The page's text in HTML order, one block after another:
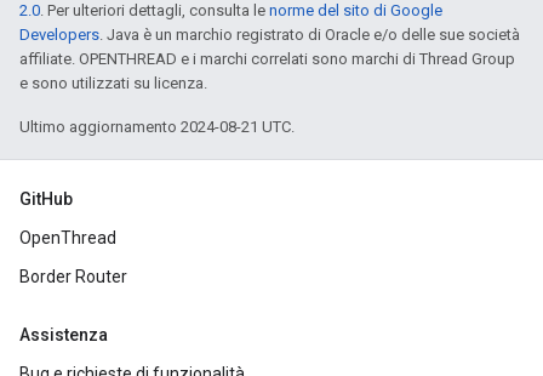
2.0. Per ulteriori dettagli, consulta le norme del sito di Google
Developers. Java è un marchio registrato di Oracle e/o delle sue società
affiliate. OPENTHREAD e i marchi correlati sono marchi di Thread Group
e sono utilizzati su licenza.
Ultimo aggiornamento 2024-08-21 UTC.
GitHub
OpenThread
Border Router
Assistenza